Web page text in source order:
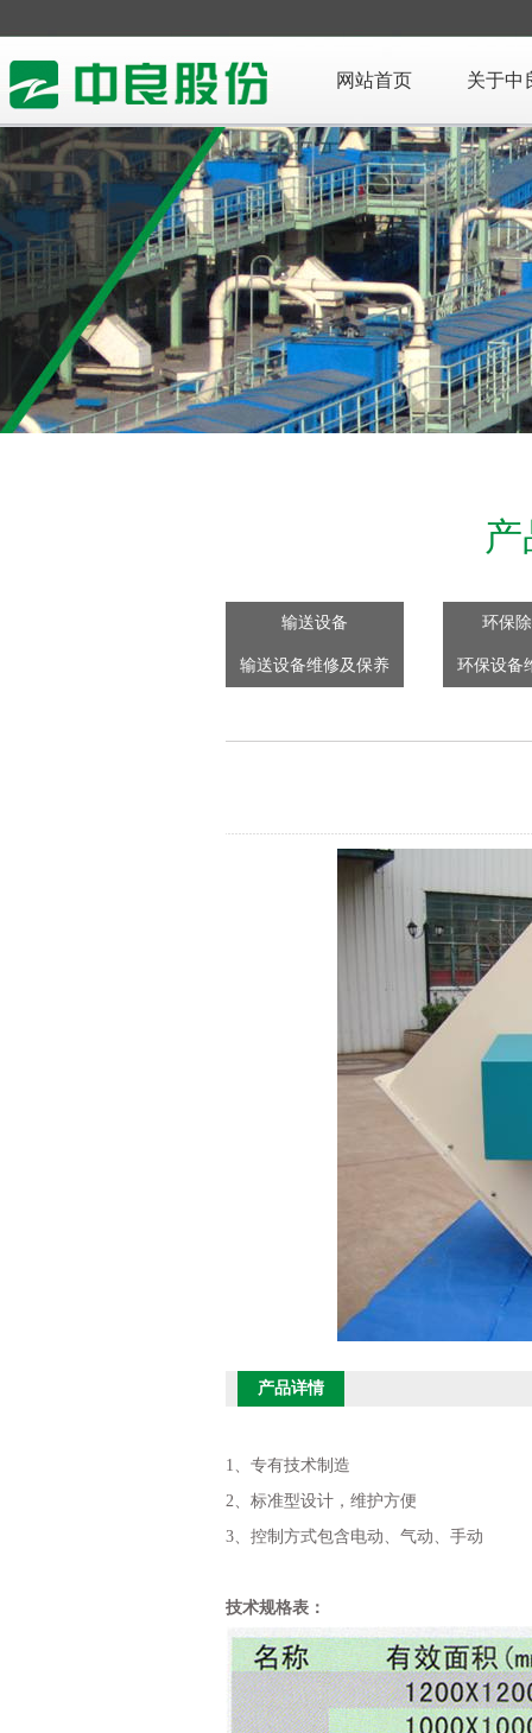
网站首页 关于中
输送设备 环保
输送设备维修及保养 环保设备
产品详情
1、专有技术制造
2、标准型设计，维护方便
3、控制方式包含电动、气动、手动
技术规格表：